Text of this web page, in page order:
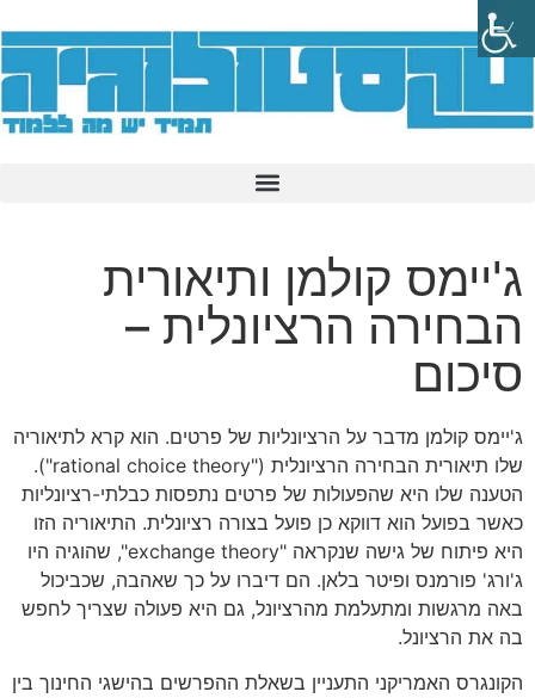
ג'יימס קולמן ותיאורית
הבחירה הרציונלית –
סיכום
ג'יימס קולמן מדבר על הרציונליות של פרטים. הוא קרא לתיאוריה
שלו תיאורית הבחירה הרציונלית ("rational choice theory").
הטענה שלו היא שהפעולות של פרטים נתפסות כבלתי-רציונליות
כאשר בפועל הוא דווקא כן פועל בצורה רציונלית. התיאוריה הזו
היא פיתוח של גישה שנקראה "exchange theory", שהוגיה היו
ג'ורג' פורמנס ופיטר בלאן. הם דיברו על כך שאהבה, שכביכול
באה מרגשות ומתעלמת מהרציונל, גם היא פעולה שצריך לחפש
בה את הרציונל.
הקונגרס האמריקני התעניין בשאלת ההפרשים בהישגי החינוך בין